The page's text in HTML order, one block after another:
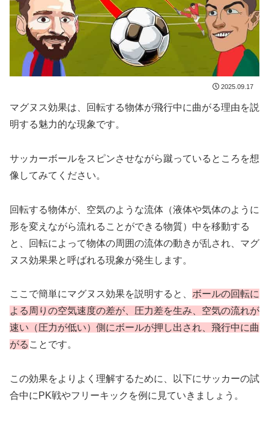
2025.09.17
マグヌス効果は、回転する物体が飛行中に曲がる理由を説
明する魅力的な現象です。
サッカーボールをスピンさせながら蹴っているところを想
像してみてください。
回転する物体が、空気のような流体（液体や気体のように
形を変えながら流れることができる物質）中を移動する
と、回転によって物体の周囲の流体の動きが乱され、マグ
ヌス効果果と呼ばれる現象が発生します。
ここで簡単にマグヌス効果を説明すると、 ボールの回転に
よる周りの空気速度の差が、圧力差を生み、空気の流れが
速い（圧力が低い）側にボールが押し出され、飛行中に曲
がる ことです。
この効果をよりよく理解するために、以下にサッカーの試
合中にPK戦やフリーキックを例に見ていきましょう。